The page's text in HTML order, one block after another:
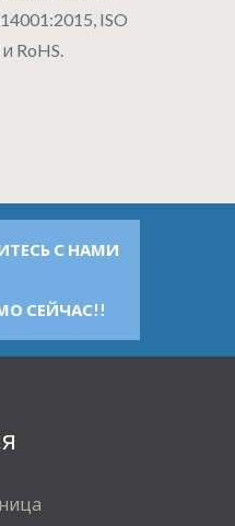
ISO
RoHS.
С НАМИ
СЕЙЧАС!!